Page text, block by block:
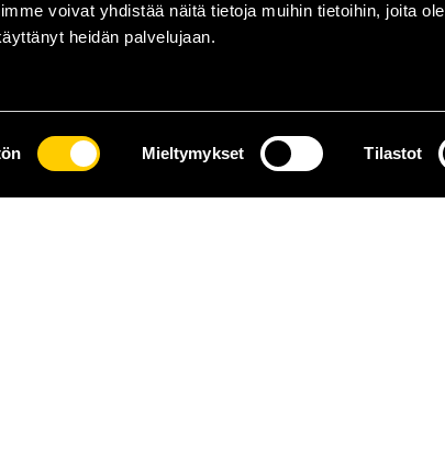
voivat yhdistää näitä tietoja muihin tietoihin, joita
heidän palvelujaan.
Mieltymykset Tilastot